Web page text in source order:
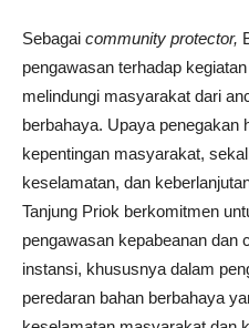
Sebagai community protector,
pengawasan terhadap
melindungi masyarakat dari
berbahaya. Upaya penegakan
kepentingan masyarakat,
keselamatan, dan
Tanjung Priok berkomitmen
pengawasan kepabeanan dan
instansi, khususnya dalam
peredaran bahan berbahaya